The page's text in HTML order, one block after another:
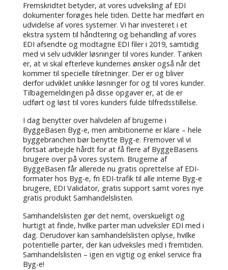
Fremskridtet betyder, at vores udveksling af EDI
dokumenter forøges hele tiden. Dette har medført en
udvidelse af vores systemer. Vi har investeret i et
ekstra system til håndtering og behandling af vores
EDI afsendte og modtagne EDI filer i 2019, samtidig
med vi selv udvikler løsninger til vores kunder. Tanken
er, at vi skal efterleve kundernes ønsker også når det
kommer til specielle tilretninger. Der er og bliver
derfor udviklet unikke løsninger for og til vores kunder.
Tilbagemeldingen på disse opgaver er, at de er
udført og løst til vores kunders fulde tilfredsstillelse.
I dag benytter over halvdelen af brugerne i
ByggeBasen Byg-e, men ambitionerne er klare – hele
byggebranchen bør benytte Byg-e. Fremover vil vi
fortsat arbejde hårdt for at få flere af ByggeBasens
brugere over på vores system. Brugerne af
ByggeBasen får allerede nu gratis oprettelse af EDI-
formater hos Byg-e, fri EDI-trafik til alle interne Byg-e
brugere, EDI Validator, gratis support samt vores nye
gratis produkt Samhandelslisten.
Samhandelslisten gør det nemt, overskueligt og
hurtigt at finde, hvilke parter man udveksler EDI med i
dag. Derudover kan samhandelslisten oplyse, hvilke
potentielle parter, der kan udveksles med i fremtiden.
Samhandelslisten – igen en vigtig og enkel service fra
Byg-e!